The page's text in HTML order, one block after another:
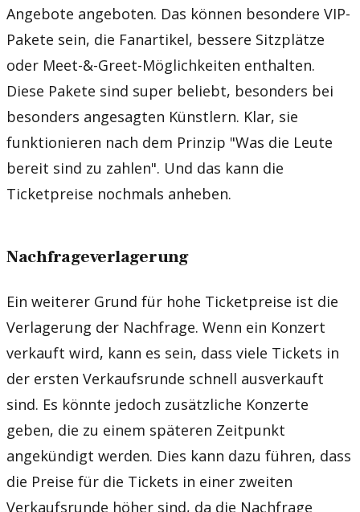
Angebote angeboten. Das können besondere VIP-
Pakete sein, die Fanartikel, bessere Sitzplätze
oder Meet-&-Greet-Möglichkeiten enthalten.
Diese Pakete sind super beliebt, besonders bei
besonders angesagten Künstlern. Klar, sie
funktionieren nach dem Prinzip "Was die Leute
bereit sind zu zahlen". Und das kann die
Ticketpreise nochmals anheben.
Nachfrageverlagerung
Ein weiterer Grund für hohe Ticketpreise ist die
Verlagerung der Nachfrage. Wenn ein Konzert
verkauft wird, kann es sein, dass viele Tickets in
der ersten Verkaufsrunde schnell ausverkauft
sind. Es könnte jedoch zusätzliche Konzerte
geben, die zu einem späteren Zeitpunkt
angekündigt werden. Dies kann dazu führen, dass
die Preise für die Tickets in einer zweiten
Verkaufsrunde höher sind, da die Nachfrage